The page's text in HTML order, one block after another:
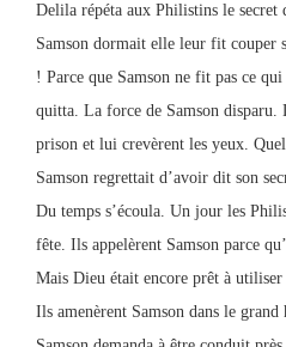
Delila répéta aux Philistins le secret
Samson dormait elle leur fit couper
! Parce que Samson ne fit pas ce
quitta. La force de Samson
prison et lui crevèrent les yeux.
Samson regrettait d’avoir dit son
Du temps s’écoula. Un jour les
fête. Ils appelèrent Samson parce
Mais Dieu était encore prêt à utiliser
Ils amenèrent Samson dans le